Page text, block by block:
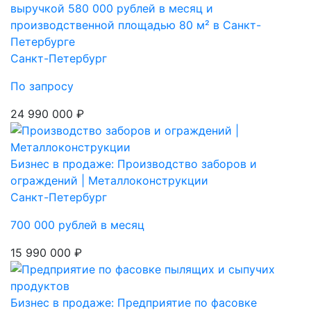
выручкой 580 000 рублей в месяц и
производственной площадью 80 м² в Санкт-
Петербурге
Санкт-Петербург
По запросу
24 990 000 ₽
Бизнес в продаже: Производство заборов и
ограждений | Металлоконструкции
Санкт-Петербург
700 000 рублей в месяц
15 990 000 ₽
Бизнес в продаже: Предприятие по фасовке